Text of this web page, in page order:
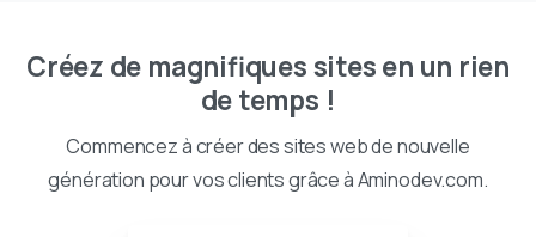
Créez de magnifiques sites en un rien
de temps !
Commencez à créer des sites web de nouvelle
génération pour vos clients grâce à Aminodev.com.